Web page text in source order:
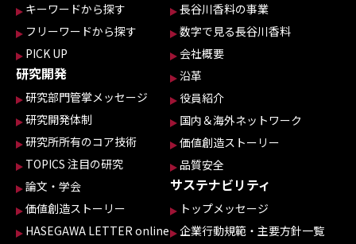
キーワードから探す
フリーワードから探す
PICK UP
研究開発
研究部門管掌メッセージ
研究開発体制
研究所所有のコア技術
TOPICS 注目の研究
論文・学会
価値創造ストーリー
HASEGAWA LETTER online
長谷川香料の事業
数字で見る長谷川香料
会社概要
沿革
役員紹介
国内＆海外ネットワーク
価値創造ストーリー
品質安全
サステナビリティ
トップメッセージ
企業行動規範・主要方針一覧